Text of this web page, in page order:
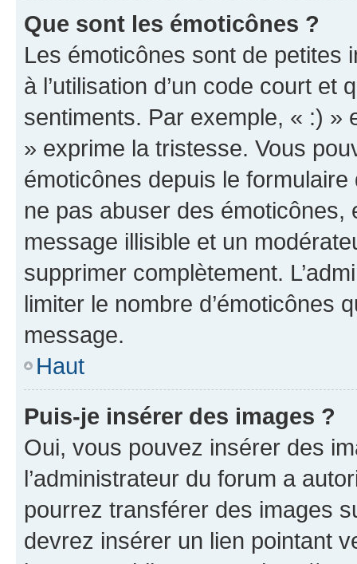
Que sont les émoticônes ?
Les émoticônes sont de petites
à l’utilisation d’un code court et
sentiments. Par exemple, « :) »
» exprime la tristesse. Vous
émoticônes depuis le
ne pas abuser des
message illisible et un
supprimer complètement.
limiter le nombre d’émoticônes
message.
Haut
Puis-je insérer des images ?
Oui, vous pouvez insérer des
l’administrateur du forum a
pourrez transférer des images
devrez insérer un lien pointant